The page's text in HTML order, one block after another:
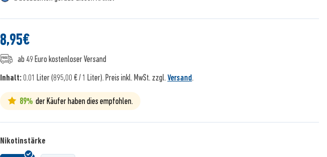
8,95€
ab 49 Euro kostenloser Versand
Inhalt:0.01 Liter (895,00 € / 1 Liter). Preis inkl. MwSt. zzgl. Versand.
89% der Käufer haben dies empfohlen.
Nikotinstärke